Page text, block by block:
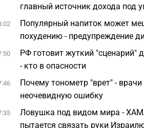
главный источник дохода под
Популярный напиток может
похудению - предупреждение
РФ готовит жуткий "сценарий"
- кто в опасности
Почему тонометр "врет" - врачи
неочевидную ошибку
Ловушка под видом мира -
пытается связать руки